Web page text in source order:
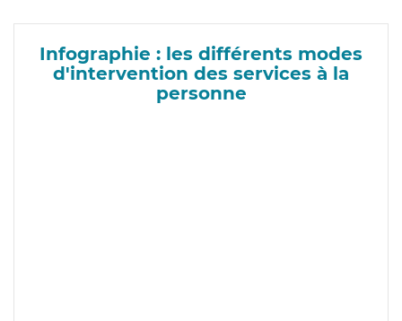
Infographie : les différents modes
d'intervention des services à la
personne